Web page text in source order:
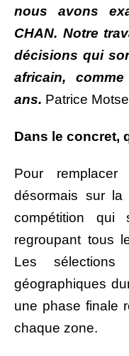
nous avons
CHAN. Notre
décisions qui
africain,
ans. Patrice
Dans le concret,
Pour
désormais sur
compétition qui
regroupant tous
Les sélections
géographiques
une phase finale
chaque zone.